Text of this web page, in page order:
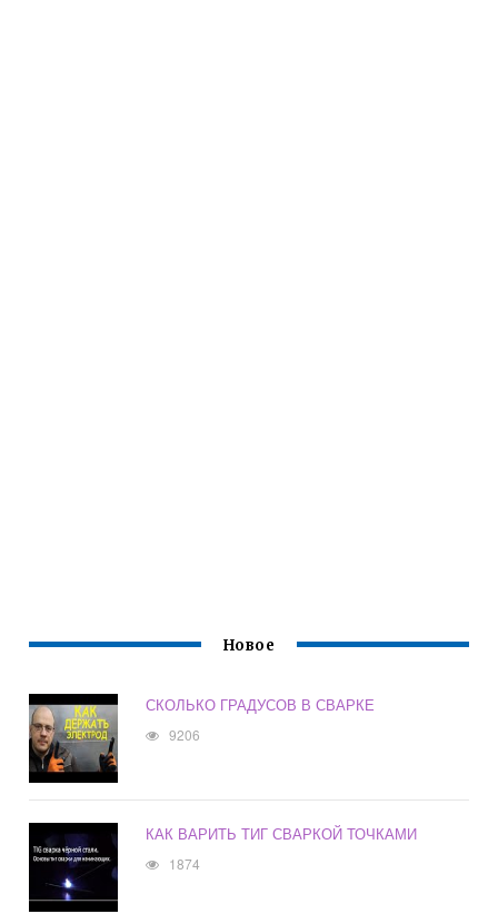
Новое
СКОЛЬКО ГРАДУСОВ В СВАРКЕ
9206
КАК ВАРИТЬ ТИГ СВАРКОЙ ТОЧКАМИ
1874